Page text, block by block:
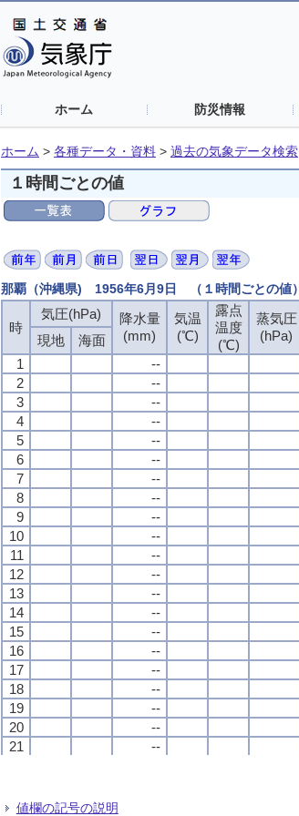
ホーム 防災情報
ホーム > 各種データ・資料 > 過去の気象データ検索
１時間ごとの値
那覇（沖縄県) 1956年6月9日 （１時間ごとの値）
時
気圧(hPa)
降水量
(mm)
気温
(℃)
露点
温度
(℃)
蒸気圧
(hPa)
現地 海面
1
--
2
--
3
--
4
--
5
--
6
--
7
--
8
--
9
--
10
--
11
--
12
--
13
--
14
--
15
--
16
--
17
--
18
--
19
--
20
--
21
--
24
時
気圧(hPa)
降水量
(mm)
気温
(℃)
露点
温度
(℃)
蒸気圧
(hPa)
現地 海面
1
--
2
--
3
--
4
--
5
--
6
--
7
--
8
--
9
--
10
--
11
--
12
--
13
--
14
--
15
--
16
--
17
--
18
--
19
--
20
--
21
--
24
時
気圧(hPa)
降水量
(mm)
気温
(℃)
露点
温度
(℃)
蒸気圧
(hPa)
現地 海面
1
--
2
--
3
--
4
--
5
--
6
--
7
--
8
--
9
--
10
--
11
--
12
--
13
--
14
--
15
--
16
--
17
--
18
--
19
--
20
--
21
--
24
時
気圧(hPa)
降水量
(mm)
気温
(℃)
露点
温度
(℃)
蒸気圧
(hPa)
現地 海面
1
--
2
--
3
--
4
--
5
--
6
--
7
--
8
--
9
--
10
--
11
--
12
--
13
--
14
--
15
--
16
--
17
--
18
--
19
--
20
--
21
--
24
値欄の記号の説明